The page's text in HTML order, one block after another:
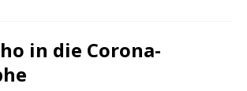
in die Corona-